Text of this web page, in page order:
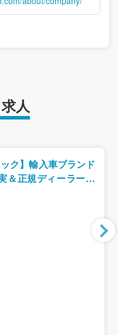
人
ク】輸入車ブランド
＆正規ディーラーで